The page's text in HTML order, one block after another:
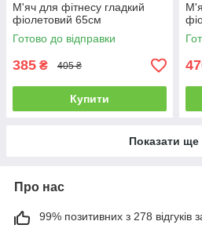
М'яч для фітнесу гладкий
фіолетовий 65см
Готово до відправки
385 ₴ 405 ₴
Купити
Показати ще
Про нас
99% позитивних з 278 відгуків